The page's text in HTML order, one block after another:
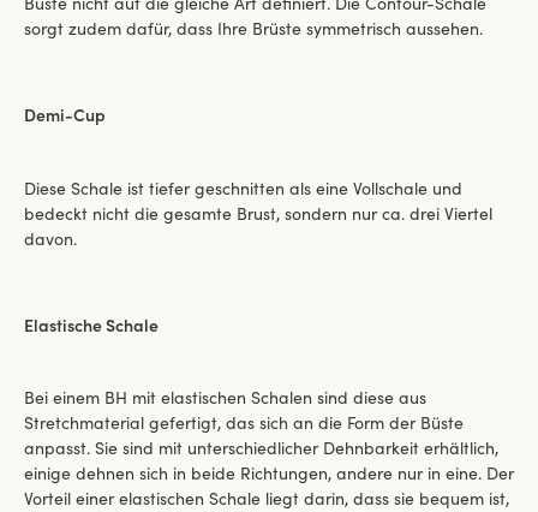
sorgt zudem dafür, dass Ihre Brüste symmetrisch aussehen.
Demi-Cup
Diese Schale ist tiefer geschnitten als eine Vollschale und
bedeckt nicht die gesamte Brust, sondern nur ca. drei Viertel
davon.
Elastische Schale
Bei einem BH mit elastischen Schalen sind diese aus
Stretchmaterial gefertigt, das sich an die Form der Büste
anpasst. Sie sind mit unterschiedlicher Dehnbarkeit erhältlich,
einige dehnen sich in beide Richtungen, andere nur in eine. Der
Vorteil einer elastischen Schale liegt darin, dass sie bequem ist,